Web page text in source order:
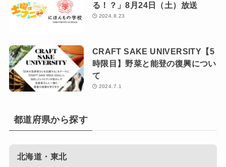
る！？」8月24日（土）放送
2024.8.23
CRAFT SAKE UNIVERSITY【5
時限目】野菜と能登の復興につい
て
2024.7.1
都道府県から探す
北海道・東北